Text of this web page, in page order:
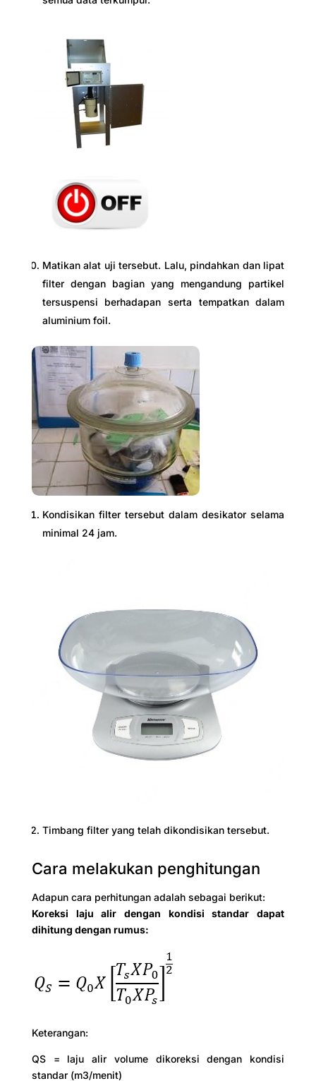
Matikan alat uji tersebut. Lalu, pindahkan dan lipat
filter dengan bagian yang mengandung partikel
tersuspensi berhadapan serta tempatkan dalam
aluminium foil.
Kondisikan filter tersebut dalam desikator selama
minimal 24 jam.
Timbang filter yang telah dikondisikan tersebut.
Cara melakukan penghitungan
Adapun cara perhitungan adalah sebagai berikut:
Koreksi laju alir dengan kondisi standar dapat
dihitung dengan rumus:
Keterangan:
QS = laju alir volume dikoreksi dengan kondisi
standar (m3/menit)